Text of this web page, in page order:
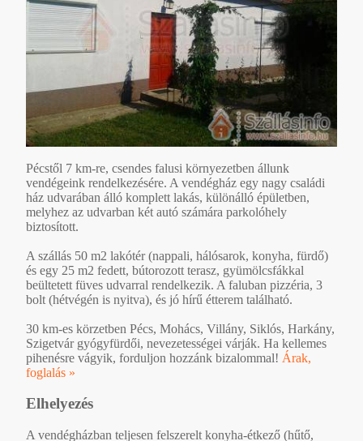
Pécstől 7 km-re, csendes falusi környezetben állunk
vendégeink rendelkezésére. A vendégház egy nagy családi
ház udvarában álló komplett lakás, különálló épületben,
melyhez az udvarban két autó számára parkolóhely
biztosított.
A szállás 50 m2 lakótér (nappali, hálósarok, konyha, fürdő)
és egy 25 m2 fedett, bútorozott terasz, gyümölcsfákkal
beültetett füves udvarral rendelkezik. A faluban pizzéria, 3
bolt (hétvégén is nyitva), és jó hírű étterem található.
30 km-es körzetben Pécs, Mohács, Villány, Siklós, Harkány,
Szigetvár gyógyfürdői, nevezetességei várják. Ha kellemes
pihenésre vágyik, forduljon hozzánk bizalommal! Árak,
foglalás »
Elhelyezés
A vendégházban teljesen felszerelt konyha-étkező (hűtő,